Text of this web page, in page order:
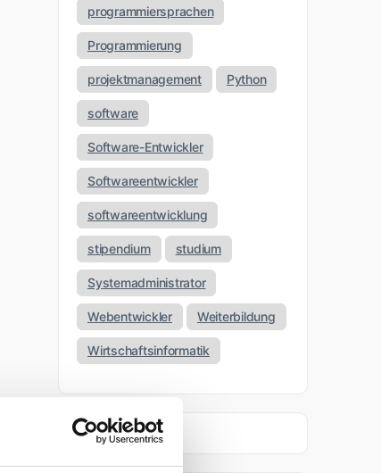
programmiersprachen
Programmierung
projektmanagement Python
software
Software-Entwickler
Softwareentwickler
softwareentwicklung
stipendium studium
Systemadministrator
Webentwickler Weiterbildung
Wirtschaftsinformatik